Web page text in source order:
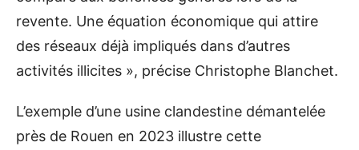
revente. Une équation économique qui attire
des réseaux déjà impliqués dans d’autres
activités illicites », précise Christophe Blanchet.
L’exemple d’une usine clandestine démantelée
près de Rouen en 2023 illustre cette